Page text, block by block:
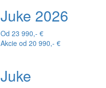
Juke 2026
Od 23 990,- €
Akcie od 20 990,- €
Juke